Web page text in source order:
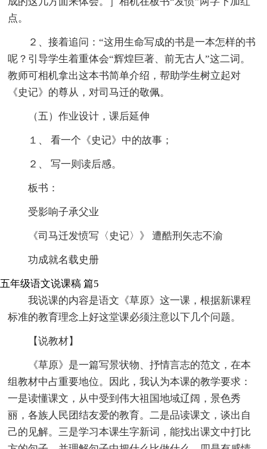
点。
２、接着追问：“这用生命写成的书是一本怎样的书
呢？引导学生着重体会“辉煌巨著、前无古人”这二词。
教师可相机拿出这本书简单介绍，帮助学生树立起对
《史记》的尊从，对司马迁的敬佩。
（五）作业设计，课后延伸
１、 看一个《史记》中的故事；
２、 写一则读后感。
板书：
受影响子承父业
《司马迁发愤写〈史记〉》 遭酷刑矢志不渝
功成就名载史册
五年级语文说课稿 篇5
我说课的内容是语文《草原》这一课，根据新课程
标准的教育理念上好这堂课必须注意以下几个问题。
【说教材】
《草原》是一篇写景状物、抒情言志的范文，在本
组教材中占重要地位。因此，我认为本课的教学要求：
一是读懂课文，从中受到伟大祖国地域辽阔，景色秀
丽，各族人民团结友爱的教育。二是品读课文，谈出自
己的见解。三是学习本课生字新词，能找出课文中打比